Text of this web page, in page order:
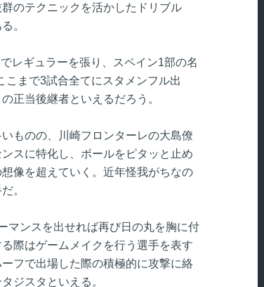
のテクニックを活かしたドリブル
。
レギュラーを張り、スペイン1部の名
まで3試合全てにスタメンフル出
正当後継者といえるだろう。
ものの、川崎フロンターレの大島僚
スに特化し、ボールをピタッと止め
像を超えていく。近年怪我がちなの
。
マンスを出せれば再び日の丸を胸に付
際はゲームメイクを行う選手を表す
フで出場した際の積極的に攻撃に絡
ジスタといえる。